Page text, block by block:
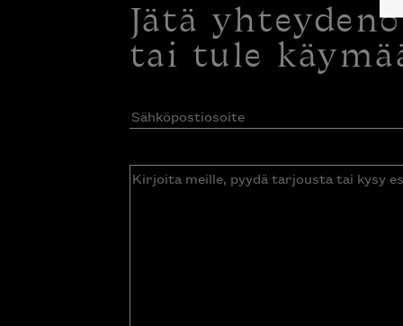
Jätä
tai tule
Sähköpostiosoite(Pakollinen)
Kirjoita